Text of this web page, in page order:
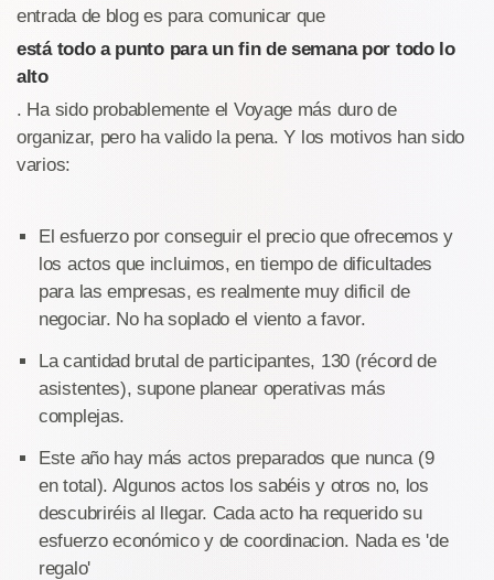
entrada de blog es para comunicar que
está todo a punto para un fin de semana por todo lo
alto
. Ha sido probablemente el Voyage más duro de
organizar, pero ha valido la pena. Y los motivos han sido
varios:
El esfuerzo por conseguir el precio que ofrecemos y
los actos que incluimos, en tiempo de dificultades
para las empresas, es realmente muy dificil de
negociar. No ha soplado el viento a favor.
La cantidad brutal de participantes, 130 (récord de
asistentes), supone planear operativas más
complejas.
Este año hay más actos preparados que nunca (9
en total). Algunos actos los sabéis y otros no, los
descubriréis al llegar. Cada acto ha requerido su
esfuerzo económico y de coordinacion. Nada es 'de
regalo'